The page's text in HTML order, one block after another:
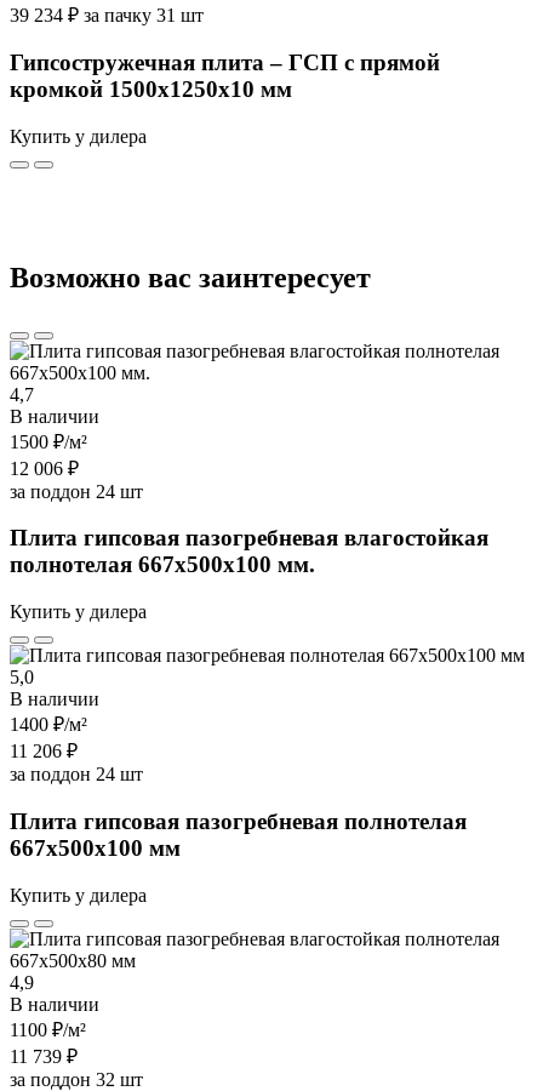
39 234 ₽ за пачку 31 шт
Гипсостружечная плита – ГСП с прямой
кромкой 1500х1250х10 мм
Купить у дилера
Возможно вас заинтересует
4,7
В наличии
1500 ₽/м²
12 006 ₽
за поддон 24 шт
Плита гипсовая пазогребневая влагостойкая
полнотелая 667х500х100 мм.
Купить у дилера
5,0
В наличии
1400 ₽/м²
11 206 ₽
за поддон 24 шт
Плита гипсовая пазогребневая полнотелая
667х500х100 мм
Купить у дилера
4,9
В наличии
1100 ₽/м²
11 739 ₽
за поддон 32 шт